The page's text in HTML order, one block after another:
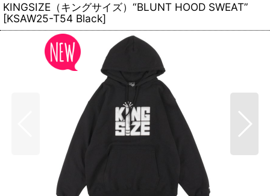
KINGSIZE（キングサイズ）“BLUNT HOOD SWEAT”
[KSAW25-T54 Black]